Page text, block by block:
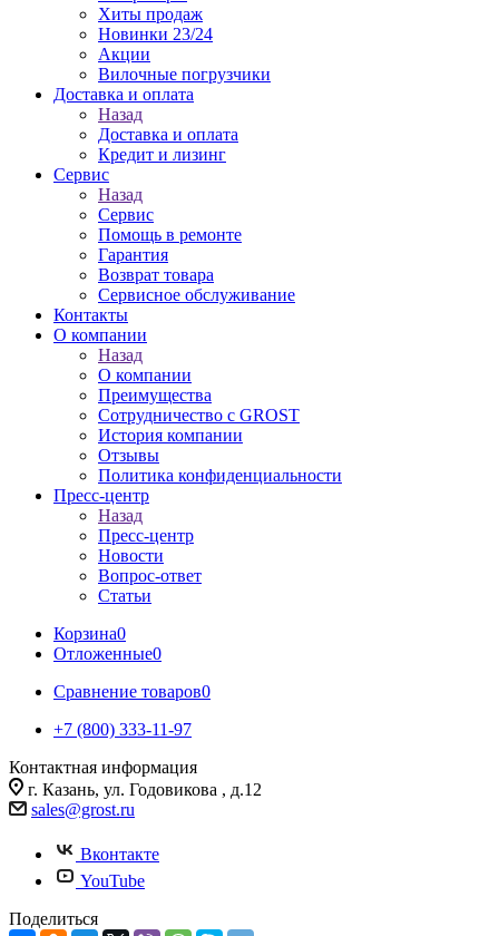
Хиты продаж
Новинки 23/24
Акции
Вилочные погрузчики
Доставка и оплата
Назад
Доставка и оплата
Кредит и лизинг
Сервис
Назад
Сервис
Помощь в ремонте
Гарантия
Возврат товара
Сервисное обслуживание
Контакты
О компании
Назад
О компании
Преимущества
Сотрудничество с GROST
История компании
Отзывы
Политика конфиденциальности
Пресс-центр
Назад
Пресс-центр
Новости
Вопрос-ответ
Статьи
Корзина0
Отложенные0
Сравнение товаров0
+7 (800) 333-11-97
Контактная информация
г. Казань, ул. Годовикова , д.12
sales@grost.ru
Вконтакте
YouTube
Поделиться